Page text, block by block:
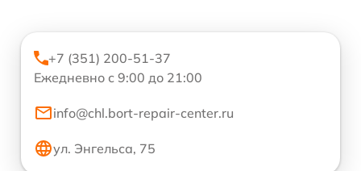
+7 (351) 200-51-37
Ежедневно с 9:00 до 21:00
info@chl.bort-repair-center.ru
ул. Энгельса, 75